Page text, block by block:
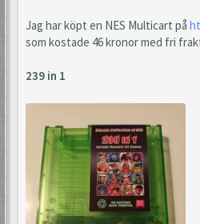
Jag har köpt en NES Multicart på
som kostade 46 kronor med fri
239 in 1